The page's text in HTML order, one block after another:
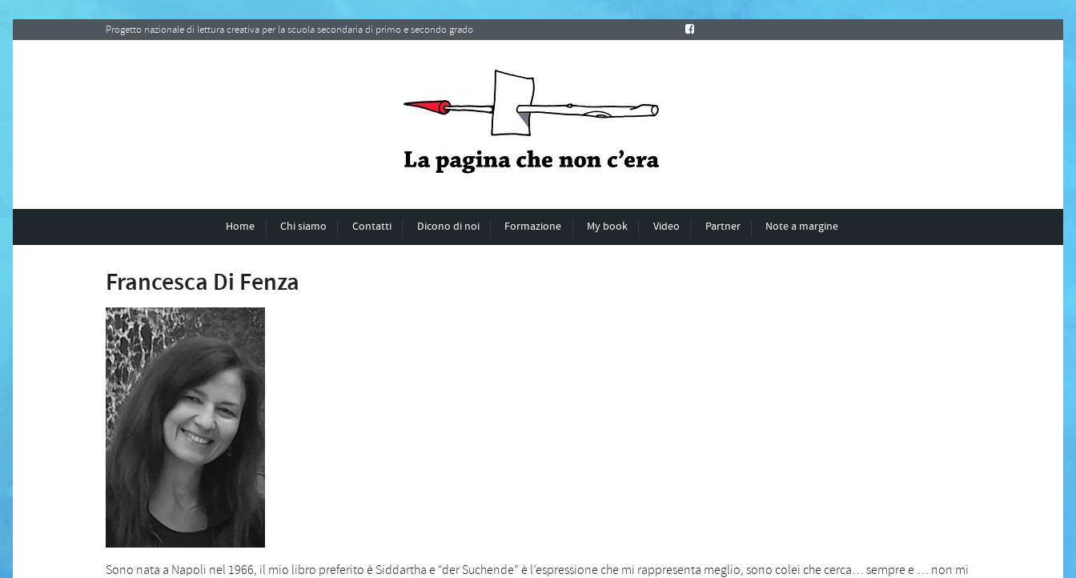
Progetto nazionale di lettura creativa per la scuola secondaria di primo e secondo grado
Home Chi siamo Contatti Dicono di noi Formazione My book Video Partner Note a margine
Francesca Di Fenza
Sono nata a Napoli nel 1966, il mio libro preferito è Siddartha e “der Suchende” è l’espressione che mi rappresenta meglio, sono colei che cerca… sempre e … non mi